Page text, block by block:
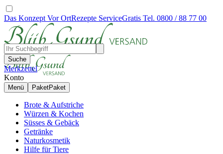
Das Konzept Vor OrtRezepte ServiceGratis Tel. 0800 / 88 77 00
Suche
Merkzettel
Konto
Menü PaketPaket
Brote & Aufstriche
Würzen & Kochen
Süsses & Gebäck
Getränke
Naturkosmetik
Hilfe für Tiere